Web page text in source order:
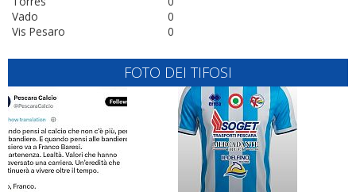
0
Vado
0
Vis Pesaro
FOTO DEI TIFOSI